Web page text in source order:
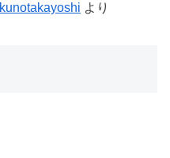
kunotakayoshi より